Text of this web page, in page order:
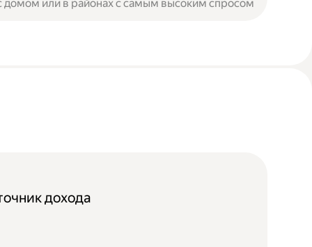
домом или в районах с самым высоким спросом
дохода